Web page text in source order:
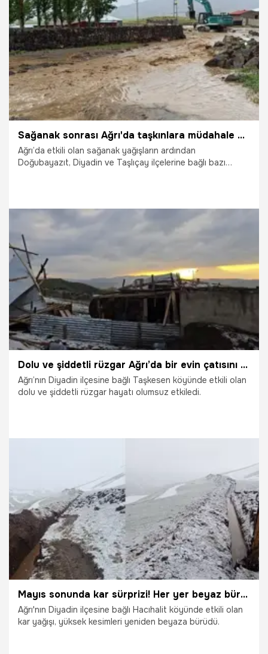
13.07.2026 Gündem
Sağanak sonrası Ağrı'da taşkınlara müdahale edildi
Ağrı’da etkili olan sağanak yağışların ardından
Doğubayazıt, Diyadin ve Taşlıçay ilçelerine bağlı bazı
9.07.2026 Gündem
Dolu ve şiddetli rüzgar Ağrı’da bir evin çatısını uçurdu
Ağrı’nın Diyadin ilçesine bağlı Taşkesen köyünde etkili olan
dolu ve şiddetli rüzgar hayatı olumsuz etkiledi.
Gündem
Mayıs sonunda kar sürprizi! Her yer beyaz büründü
Ağrı'nın Diyadin ilçesine bağlı Hacıhalit köyünde etkili olan
kar yağışı, yüksek kesimleri yeniden beyaza bürüdü.